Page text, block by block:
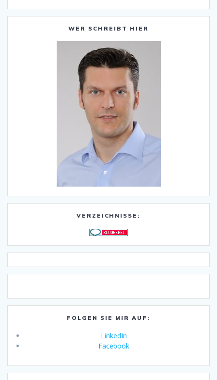
WER SCHREIBT HIER
VERZEICHNISSE:
FOLGEN SIE MIR AUF:
LinkedIn
Facebook